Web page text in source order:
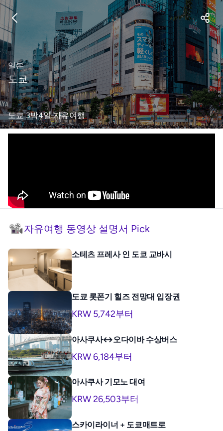
일본
도쿄
도쿄 3박4일 자유여행
자유여행 동영상 설명서 Pick
소테츠 프레사 인 도쿄 교바시
도쿄 롯폰기 힐즈 전망대 입장권
KRW 5,742부터
아사쿠사↔오다이바 수상버스
KRW 6,184부터
아사쿠사 기모노 대여
KRW 26,503부터
스카이라이너 + 도쿄매트로